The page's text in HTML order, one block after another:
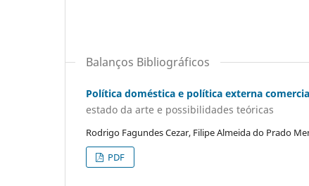
Balanços Bibliográficos
Política doméstica e política externa
estado da arte e possibilidades teóricas
Rodrigo Fagundes Cezar, Filipe Almeida do Prado
PDF